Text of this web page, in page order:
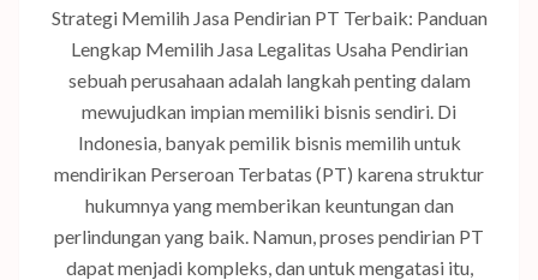
Strategi Memilih Jasa Pendirian PT Terbaik: Panduan
Lengkap Memilih Jasa Legalitas Usaha Pendirian
sebuah perusahaan adalah langkah penting dalam
mewujudkan impian memiliki bisnis sendiri. Di
Indonesia, banyak pemilik bisnis memilih untuk
mendirikan Perseroan Terbatas (PT) karena struktur
hukumnya yang memberikan keuntungan dan
perlindungan yang baik. Namun, proses pendirian PT
dapat menjadi kompleks, dan untuk mengatasi itu,